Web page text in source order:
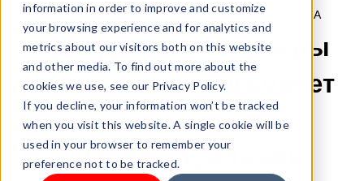
information in order to improve and customize
your browsing experience and for analytics and
metrics about our visitors both on this website
and other media. To find out more about the
cookies we use, see our Privacy Policy.
If you decline, your information won’t be tracked
when you visit this website. A single cookie will be
used in your browser to remember your
preference not to be tracked.
28.01.2026 0:00:00 |НОВОСТИ SHOPLAZZA
Преодолевая барьеры
роста: KuKirin ускоряет
развитие
интеллектуальной